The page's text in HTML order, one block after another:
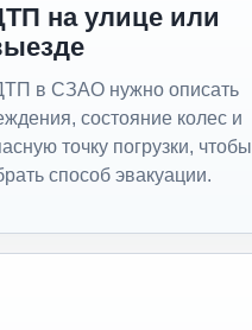
на улице или
в СЗАО нужно описать
состояние колес и
точку погрузки, чтобы
способ эвакуации.